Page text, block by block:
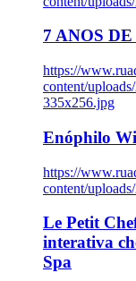
7 ANOS
https://
content/
335x256.jpg
Enóphilo
https://
content/
Le Petit
interativa
Spa